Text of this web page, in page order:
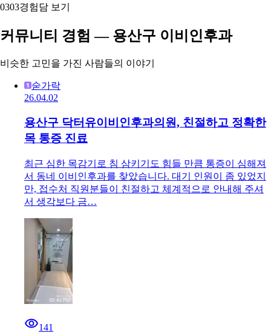
0303경험담 보기
커뮤니티 경험 — 용산구 이비인후과
비슷한 고민을 가진 사람들의 이야기
숟가락
26.04.02
용산구 닥터유이비인후과의원, 친절하고 정확한
목 통증 진료
최근 심한 목감기로 침 삼키기도 힘들 만큼 통증이 심해져
서 동네 이비인후과를 찾았습니다. 대기 인원이 좀 있었지
만, 접수처 직원분들이 친절하고 체계적으로 안내해 주셔
서 생각보다 금…
141